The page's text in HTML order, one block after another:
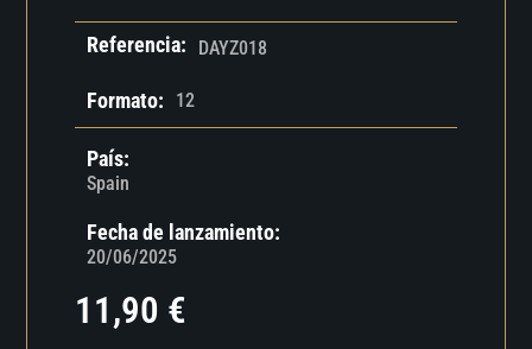
Referencia: DAYZ018
Formato: 12
País:
Spain
Fecha de lanzamiento:
20/06/2025
11,90 €